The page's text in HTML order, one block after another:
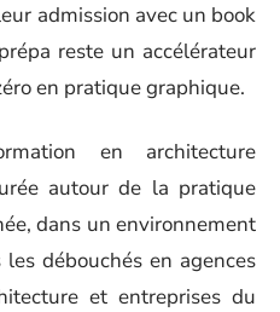
admission avec un book
reste un accélérateur
en pratique graphique.
en architecture
autour de la pratique
dans un environnement
débouchés en agences
et entreprises du